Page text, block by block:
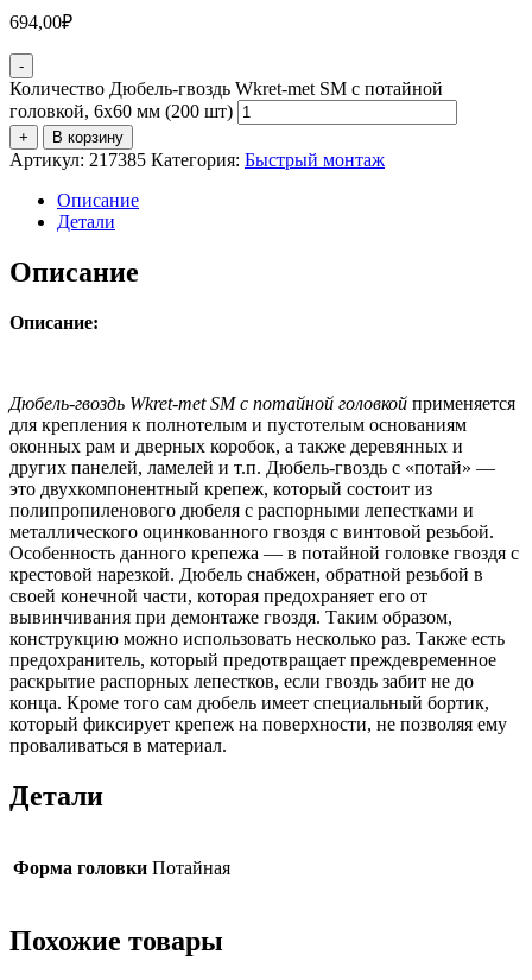
694,00₽
-
Количество Дюбель-гвоздь Wkret-met SM с потайной
головкой, 6х60 мм (200 шт)
+ В корзину
Артикул: 217385 Категория: Быстрый монтаж
Описание
Детали
Описание
Описание:
Дюбель-гвоздь Wkret-met SM с потайной головкой применяется
для крепления к полнотелым и пустотелым основаниям
оконных рам и дверных коробок, а также деревянных и
других панелей, ламелей и т.п. Дюбель-гвоздь с «потай» —
это двухкомпонентный крепеж, который состоит из
полипропиленового дюбеля с распорными лепестками и
металлического оцинкованного гвоздя с винтовой резьбой.
Особенность данного крепежа — в потайной головке гвоздя с
крестовой нарезкой. Дюбель снабжен, обратной резьбой в
своей конечной части, которая предохраняет его от
вывинчивания при демонтаже гвоздя. Таким образом,
конструкцию можно использовать несколько раз. Также есть
предохранитель, который предотвращает преждевременное
раскрытие распорных лепестков, если гвоздь забит не до
конца. Кроме того сам дюбель имеет специальный бортик,
который фиксирует крепеж на поверхности, не позволяя ему
проваливаться в материал.
Детали
Форма головки Потайная
Похожие товары